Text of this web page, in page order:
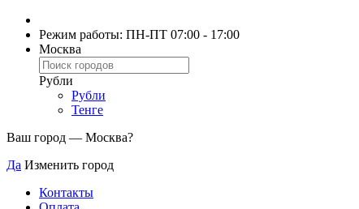
Режим работы: ПН-ПТ 07:00 - 17:00
Москва
Рубли
Рубли
Тенге
Ваш город — Москва?
Да Изменить город
Контакты